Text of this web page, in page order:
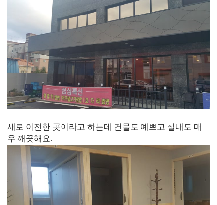
새로 이전한 곳이라고 하는데 건물도 예쁘고 실내도 매
우 깨끗해요.